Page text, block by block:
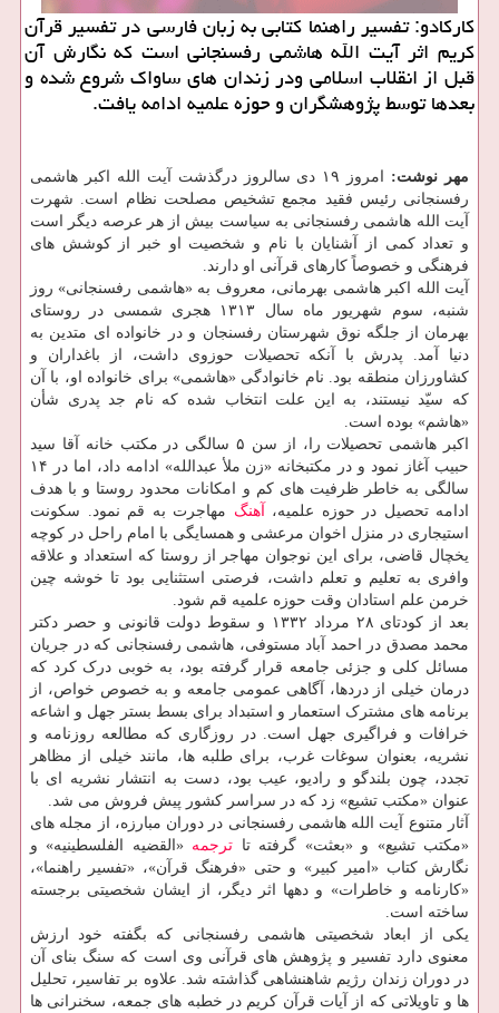
کارکادو: تفسیر راهنما کتابی به زبان فارسی در تفسیر قرآن
کریم اثر آیت الله هاشمی رفسنجانی است که نگارش آن
قبل از انقلاب اسلامی ودر زندان های ساواک شروع شده و
بعدها توسط پژوهشگران و حوزه علمیه ادامه یافت.
مهر نوشت:
امروز ۱۹ دی سالروز درگذشت آیت الله اکبر هاشمی
رفسنجانی رئیس فقید مجمع تشخیص مصلحت نظام است. شهرت
آیت الله هاشمی رفسنجانی به سیاست بیش از هر عرصه دیگر است
و تعداد کمی از آشنایان با نام و شخصیت او خبر از کوشش های
فرهنگی و خصوصاً کارهای قرآنی او دارند.
آیت الله اکبر هاشمی بهرمانی، معروف به «هاشمی رفسنجانی» روز
شنبه، سوم شهریور ماه سال ۱۳۱۳ هجری شمسی در روستای
بهرمان از جلگه نوق شهرستان رفسنجان و در خانواده ای متدین به
دنیا آمد. پدرش با آنکه تحصیلات حوزوی داشت، از باغداران و
کشاورزان منطقه بود. نام خانوادگی «هاشمی» برای خانواده او، با آن
که سیّد نیستند، به این علت انتخاب شده که نام جد پدری شأن
«هاشم» بوده است.
اکبر هاشمی تحصیلات را، از سن ۵ سالگی در مکتب خانه آقا سید
حبیب آغاز نمود و در مکتبخانه «زن ملأ عبدالله» ادامه داد، اما در ۱۴
سالگی به خاطر ظرفیت های کم و امکانات محدود روستا و با هدف
ادامه تحصیل در حوزه علمیه، آهنگ مهاجرت به قم نمود. سکونت
استیجاری در منزل اخوان مرعشی و همسایگی با امام راحل در کوچه
یخچال قاضی، برای این نوجوان مهاجر از روستا که استعداد و علاقه
وافری به تعلیم و تعلم داشت، فرصتی استثنایی بود تا خوشه چین
خرمن علم استادان وقت حوزه علمیه قم شود.
بعد از کودتای ۲۸ مرداد ۱۳۳۲ و سقوط دولت قانونی و حصر دکتر
محمد مصدق در احمد آباد مستوفی، هاشمی رفسنجانی که در جریان
مسائل کلی و جزئی جامعه قرار گرفته بود، به خوبی درک کرد که
درمان خیلی از دردها، آگاهی عمومی جامعه و به خصوص خواص، از
برنامه های مشترک استعمار و استبداد برای بسط بستر جهل و اشاعه
خرافات و فراگیری جهل است. در روزگاری که مطالعه روزنامه و
نشریه، بعنوان سوغات غرب، برای طلبه ها، مانند خیلی از مظاهر
تجدد، چون بلندگو و رادیو، عیب بود، دست به انتشار نشریه ای با
عنوان «مکتب تشیع» زد که در سراسر کشور پیش فروش می شد.
آثار متنوع آیت الله هاشمی رفسنجانی در دوران مبارزه، از مجله های
«مکتب تشیع» و «بعثت» گرفته تا ترجمه «القضیه الفلسطینیه» و
نگارش کتاب «امیر کبیر» و حتی «فرهنگ قرآن»، «تفسیر راهنما»،
«کارنامه و خاطرات» و دهها اثر دیگر، از ایشان شخصیتی برجسته
ساخته است.
یکی از ابعاد شخصیتی هاشمی رفسنجانی که بگفته خود ارزش
معنوی دارد تفسیر و پژوهش های قرآنی وی است که سنگ بنای آن
در دوران زندان رژیم شاهنشاهی گذاشته شد. علاوه بر تفاسیر، تحلیل
ها و تاویلاتی که از آیات قرآن کریم در خطبه های جمعه، سخنرانی ها